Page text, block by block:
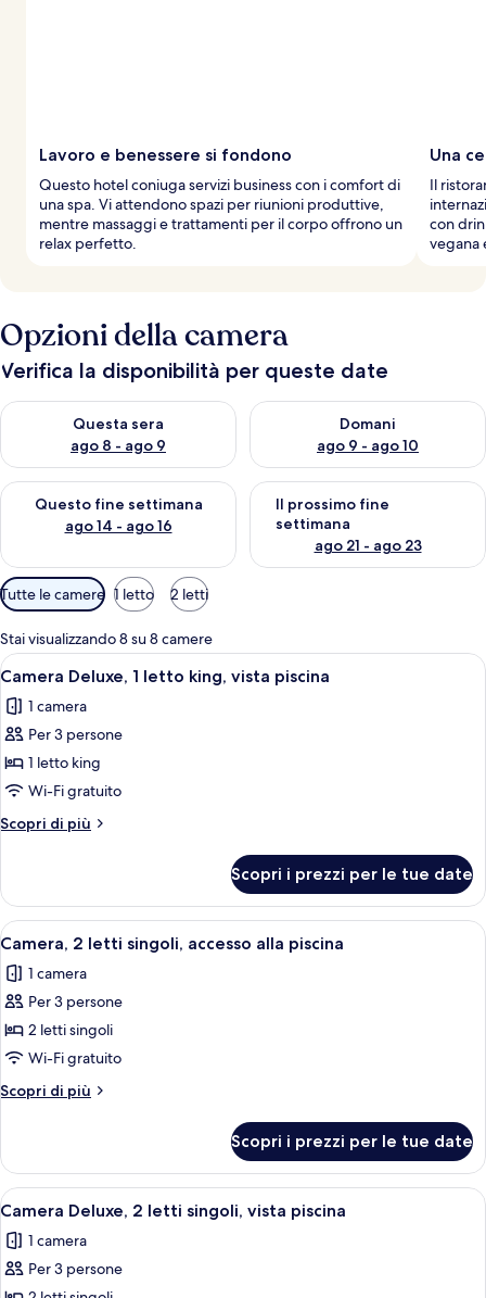
Lavoro e benessere si fondono
Questo hotel coniuga servizi business con i comfort di
una spa. Vi attendono spazi per riunioni produttive,
mentre massaggi e trattamenti per il corpo offrono un
relax perfetto.
Una
Il
con
vegana
Opzioni della camera
Verifica la disponibilità per queste date
Questa sera
ago 8 - ago 9
Verifica la disponibilità per questa sera, ago 8 - ago 9
Domani
ago 9 - ago 10
Verifica la disponibilità per
Questo fine settimana
ago 14 - ago 16
Verifica la disponibilità per questo fine settimana, ago 14 -
Il prossimo fine
settimana
ago 21 - ago 23
Verifica la disponibilità per il
Filtri
disponibili
per
le
camere
Tutte le camere 1 letto 2 letti
Stai visualizzando 8 su 8 camere
Apri
tutte
le
foto
per
Camera
Deluxe,
1
king,
vista
piscina
Una camera d'hotel con un letto, una
10
Camera Deluxe, 1 letto king, vista piscina
1 camera
Per 3 persone
1 letto king
Wi-Fi gratuito
Scopri di più
Altri
Deluxe,
letto
vista
piscina
Scopri i prezzi per le tue date
Apri
tutte
le
foto
per
Camera,
2
letti
accesso
alla
piscina
Camera d'albergo con un letto
7
Camera, 2 letti singoli, accesso alla piscina
1 camera
Per 3 persone
2 letti singoli
Wi-Fi gratuito
Scopri di più
Altri
2
letti
singoli,
alla
piscina
Scopri i prezzi per le tue date
Apri
tutte
le
foto
Una camera d'albergo con due letti,
7
Camera Deluxe, 2 letti singoli, vista piscina
1 camera
Per 3 persone